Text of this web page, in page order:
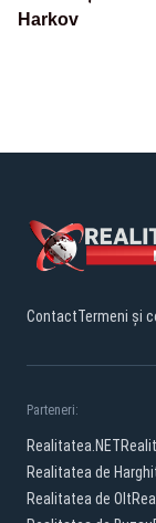
Harkov
ContactTermeni și
Parteneri:
Realitatea.NET
Realitatea de
Realitatea de Olt